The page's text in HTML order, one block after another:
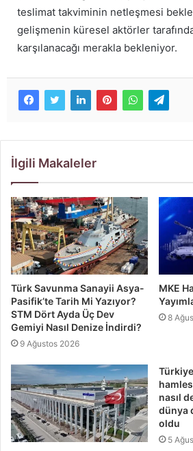
teslimat takviminin netleşmesi
gelişmenin küresel aktörler
karşılanacağı merakla bekleniyor.
İlgili Makaleler
Türk Savunma Sanayii Asya-
Pasifik’te Tarih Mi Yazıyor?
STM Dört Ayda Üç Dev
Gemiyi Nasıl Denize İndirdi?
9 Ağustos 2026
MKE
8
nasıl
dünya
oldu
5